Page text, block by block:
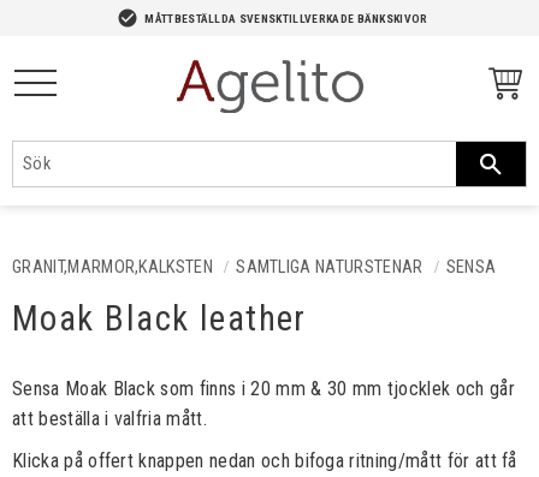
check_circle MÅTTBESTÄLLDA SVENSKTILLVERKADE BÄNKSKIVOR
GRANIT,MARMOR,KALKSTEN SAMTLIGA NATURSTENAR SENSA
Moak Black leather
Sensa Moak Black som finns i 20 mm & 30 mm tjocklek och går
att beställa i valfria mått.
Klicka på offert knappen nedan och bifoga ritning/mått för att få